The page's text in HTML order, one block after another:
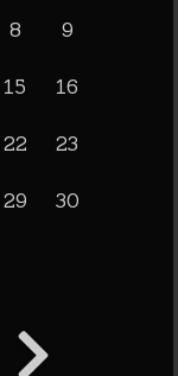
8 9
15 16
22 23
29 30